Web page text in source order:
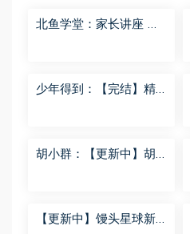
北鱼学堂：家长讲座 百
少年得到：【完结】精
胡小群：【更新中】胡
【更新中】馒头星球新